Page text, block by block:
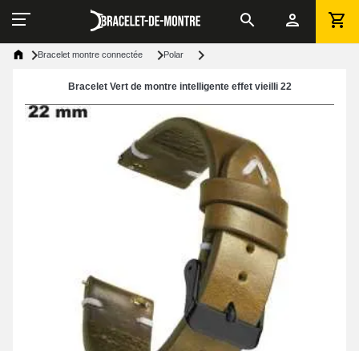
Bracelet montre connectée Polar
Bracelet Vert de montre intelligente effet vieilli 22